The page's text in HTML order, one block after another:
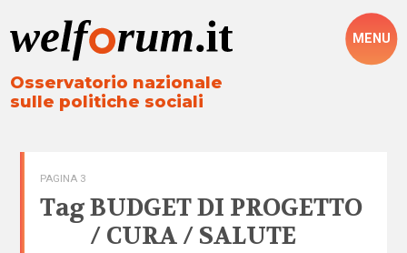
Osservatorio nazionale
sulle politiche sociali
MENU
PAGINA 3
TagBUDGET DI PROGETTO
/ CURA / SALUTE